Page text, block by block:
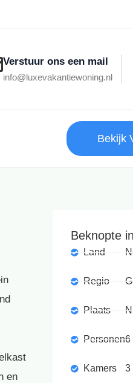
Verstuur ons een mail
info@luxevakantiewoning.nl
Bekijk
en
Beknopte
Land
Regio
Plaats
Personen
Kamers
6
3